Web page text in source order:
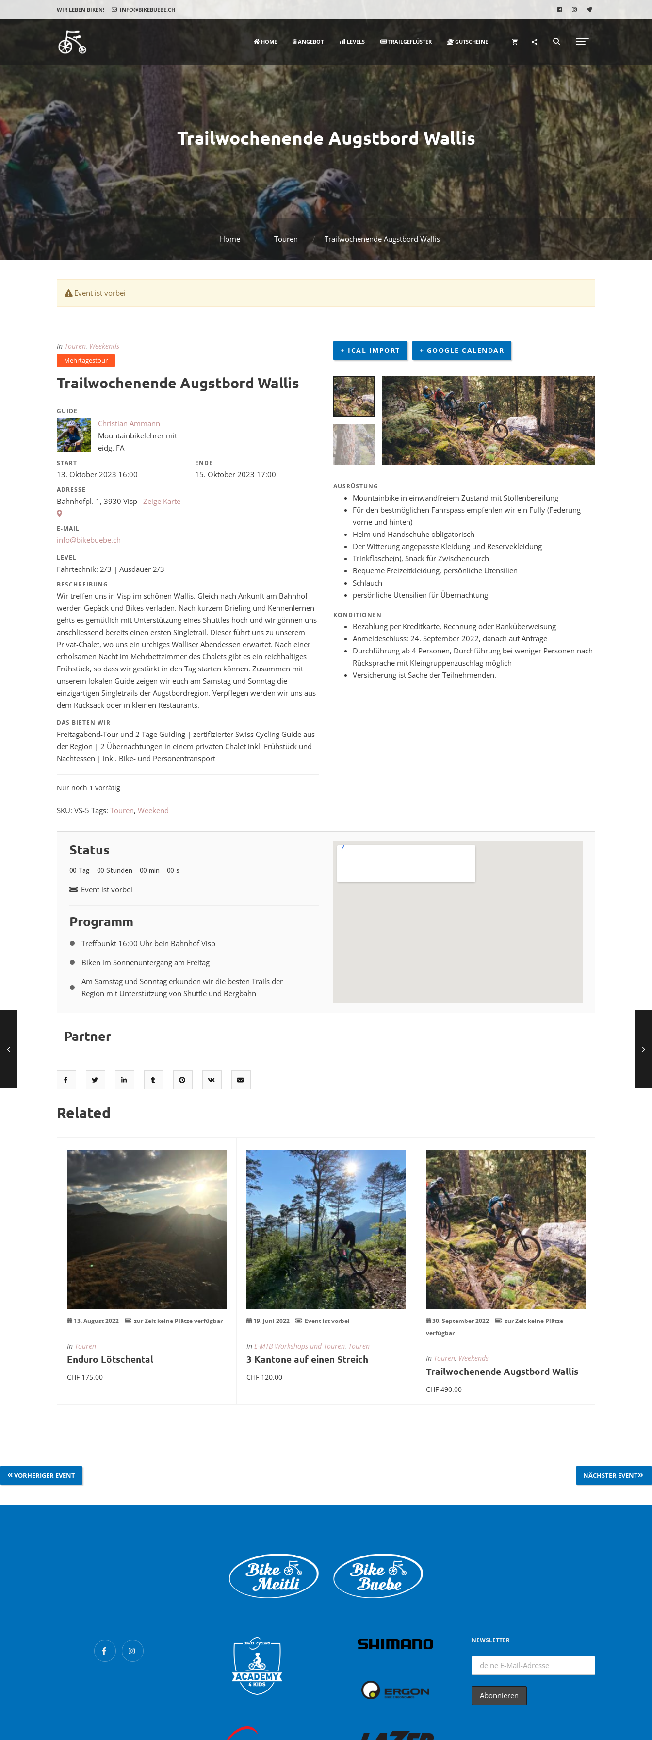
WIR LEBEN BIKEN! INFO@BIKEBUEBE.CH
HOME ANGEBOT LEVELS TRAILGEFLÜSTER GUTSCHEINE
Trailwochenende Augstbord Wallis
Home Touren Trailwochenende Augstbord Wallis
Event ist vorbei
In Touren, Weekends
Mehrtagestour
Trailwochenende Augstbord Wallis
GUIDE
Christian Ammann
Mountainbikelehrer mit
eidg. FA
START
13. Oktober 2023 16:00
ENDE
15. Oktober 2023 17:00
ADRESSE
Bahnhofpl. 1, 3930 Visp Zeige Karte
E-MAIL
info@bikebuebe.ch
LEVEL
Fahrtechnik: 2/3 | Ausdauer 2/3
BESCHREIBUNG
Wir treffen uns in Visp im schönen Wallis. Gleich nach Ankunft am Bahnhof
werden Gepäck und Bikes verladen. Nach kurzem Briefing und Kennenlernen
gehts es gemütlich mit Unterstützung eines Shuttles hoch und wir gönnen uns
anschliessend bereits einen ersten Singletrail. Dieser führt uns zu unserem
Privat-Chalet, wo uns ein urchiges Walliser Abendessen erwartet. Nach einer
erholsamen Nacht im Mehrbettzimmer des Chalets gibt es ein reichhaltiges
Frühstück, so dass wir gestärkt in den Tag starten können. Zusammen mit
unserem lokalen Guide zeigen wir euch am Samstag und Sonntag die
einzigartigen Singletrails der Augstbordregion. Verpflegen werden wir uns aus
dem Rucksack oder in kleinen Restaurants.
DAS BIETEN WIR
Freitagabend-Tour und 2 Tage Guiding | zertifizierter Swiss Cycling Guide aus
der Region | 2 Übernachtungen in einem privaten Chalet inkl. Frühstück und
Nachtessen | inkl. Bike- und Personentransport
Nur noch 1 vorrätig
SKU: VS-5 Tags: Touren, Weekend
+ ICAL IMPORT + GOOGLE CALENDAR
AUSRÜSTUNG
Mountainbike in einwandfreiem Zustand mit Stollenbereifung
Für den bestmöglichen Fahrspass empfehlen wir ein Fully (Federung
vorne und hinten)
Helm und Handschuhe obligatorisch
Der Witterung angepasste Kleidung und Reservekleidung
Trinkflasche(n), Snack für Zwischendurch
Bequeme Freizeitkleidung, persönliche Utensilien
Schlauch
persönliche Utensilien für Übernachtung
KONDITIONEN
Bezahlung per Kreditkarte, Rechnung oder Banküberweisung
Anmeldeschluss: 24. September 2022, danach auf Anfrage
Durchführung ab 4 Personen, Durchführung bei weniger Personen nach
Rücksprache mit Kleingruppenzuschlag möglich
Versicherung ist Sache der Teilnehmenden.
Status
00 Tag 00 Stunden 00 min 00 s
Event ist vorbei
Programm
Treffpunkt 16:00 Uhr bein Bahnhof Visp
Biken im Sonnenuntergang am Freitag
Am Samstag und Sonntag erkunden wir die besten Trails der
Region mit Unterstützung von Shuttle und Bergbahn
Partner
Related
19
Juni
19. Juni 2022 Event ist vorbei
In E-MTB Workshops und Touren, Touren
3 Kantone auf einen Streich
CHF120.00
30
Sep.
30. September 2022
zur Zeit keine Plätze
verfügbar
In Touren, Weekends
Trailwochenende Augstbord Wallis
CHF490.00
13
Aug.
13. August 2022 zur Zeit keine Plätze verfügbar
In Touren
Enduro Lötschental
CHF 175.00
VORHERIGER EVENT NÄCHSTER EVENT
NEWSLETTER